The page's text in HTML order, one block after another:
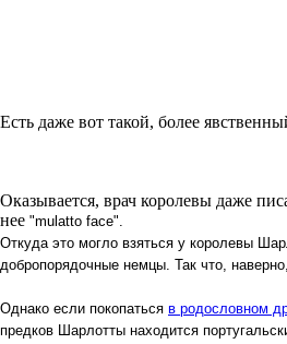
Есть даже вот такой, более
Оказывается, врач королевы даже
нее "mulatto face".
Откуда это могло взяться у королевы
добропорядочные немцы. Так что,
Однако если покопаться в родословном
предков Шарлотты находится